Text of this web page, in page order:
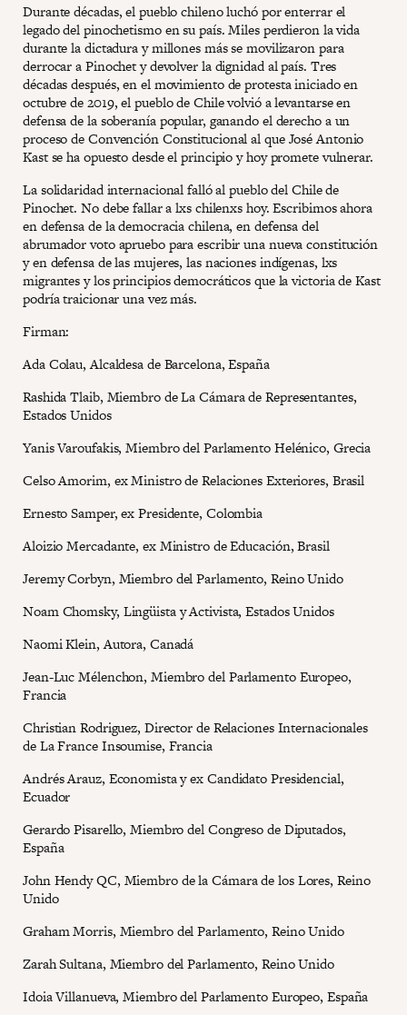
Durante décadas, el pueblo chileno luchó por enterrar el
legado del pinochetismo en su país. Miles perdieron la vida
durante la dictadura y millones más se movilizaron para
derrocar a Pinochet y devolver la dignidad al país. Tres
décadas después, en el movimiento de protesta iniciado en
octubre de 2019, el pueblo de Chile volvió a levantarse en
defensa de la soberanía popular, ganando el derecho a un
proceso de Convención Constitucional al que José Antonio
Kast se ha opuesto desde el principio y hoy promete vulnerar.
La solidaridad internacional falló al pueblo del Chile de
Pinochet. No debe fallar a lxs chilenxs hoy. Escribimos ahora
en defensa de la democracia chilena, en defensa del
abrumador voto apruebo para escribir una nueva constitución
y en defensa de las mujeres, las naciones indígenas, lxs
migrantes y los principios democráticos que la victoria de Kast
podría traicionar una vez más.
Firman:
Ada Colau, Alcaldesa de Barcelona, España
Rashida Tlaib, Miembro de La Cámara de Representantes,
Estados Unidos
Yanis Varoufakis, Miembro del Parlamento Helénico, Grecia
Celso Amorim, ex Ministro de Relaciones Exteriores, Brasil
Ernesto Samper, ex Presidente, Colombia
Aloizio Mercadante, ex Ministro de Educación, Brasil
Jeremy Corbyn, Miembro del Parlamento, Reino Unido
Noam Chomsky, Lingüista y Activista, Estados Unidos
Naomi Klein, Autora, Canadá
Jean-Luc Mélenchon, Miembro del Parlamento Europeo,
Francia
Christian Rodriguez, Director de Relaciones Internacionales
de La France Insoumise, Francia
Andrés Arauz, Economista y ex Candidato Presidencial,
Ecuador
Gerardo Pisarello, Miembro del Congreso de Diputados,
España
John Hendy QC, Miembro de la Cámara de los Lores, Reino
Unido
Graham Morris, Miembro del Parlamento, Reino Unido
Zarah Sultana, Miembro del Parlamento, Reino Unido
Idoia Villanueva, Miembro del Parlamento Europeo, España